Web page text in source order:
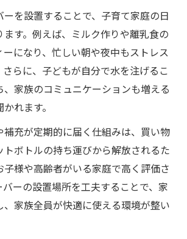
ーを設置することで、子育て家庭の日
す。例えば、ミルク作りや離乳食の
になり、忙しい朝や夜中もストレス
らに、子どもが自分で水を注げるこ
、家族のコミュニケーションも増える
れます。
補充が定期的に届く仕組みは、買い物
トボトルの持ち運びから解放されるた
子様や高齢者がいる家庭で高く評価さ
ーの設置場所を工夫することで、家
、家族全員が快適に使える環境が整い